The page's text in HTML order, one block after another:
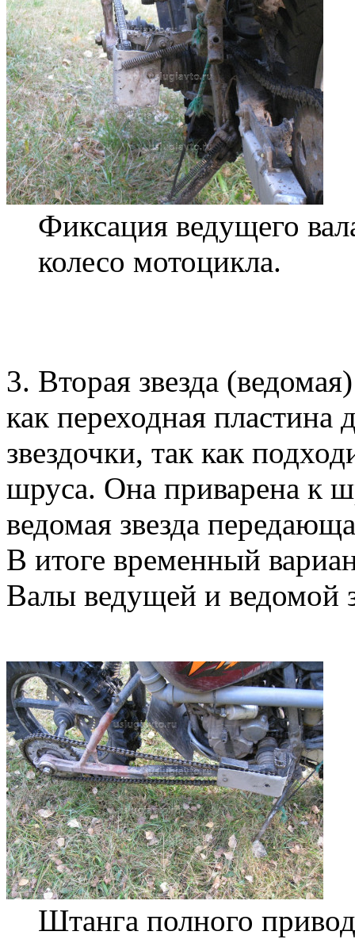
Фиксация ведущего
колесо мотоцикла.
3. Вторая звезда
как переходная
звездочки, так как
шруса. Она приварена к
ведомая звезда
В итоге временный
Валы ведущей и ведомой
Штанга полного